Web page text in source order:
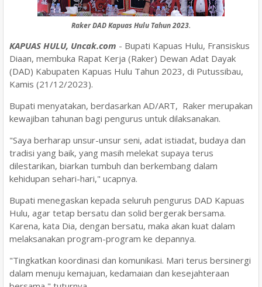
Raker DAD Kapuas Hulu Tahun 2023.
KAPUAS HULU, Uncak.com - Bupati Kapuas Hulu, Fransiskus
Diaan, membuka Rapat Kerja (Raker) Dewan Adat Dayak
(DAD) Kabupaten Kapuas Hulu Tahun 2023, di Putussibau,
Kamis (21/12/2023).
Bupati menyatakan, berdasarkan AD/ART, Raker merupakan
kewajiban tahunan bagi pengurus untuk dilaksanakan.
"Saya berharap unsur-unsur seni, adat istiadat, budaya dan
tradisi yang baik, yang masih melekat supaya terus
dilestarikan, biarkan tumbuh dan berkembang dalam
kehidupan sehari-hari," ucapnya.
Bupati menegaskan kepada seluruh pengurus DAD Kapuas
Hulu, agar tetap bersatu dan solid bergerak bersama.
Karena, kata Dia, dengan bersatu, maka akan kuat dalam
melaksanakan program-program ke depannya.
"Tingkatkan koordinasi dan komunikasi. Mari terus bersinergi
dalam menuju kemajuan, kedamaian dan kesejahteraan